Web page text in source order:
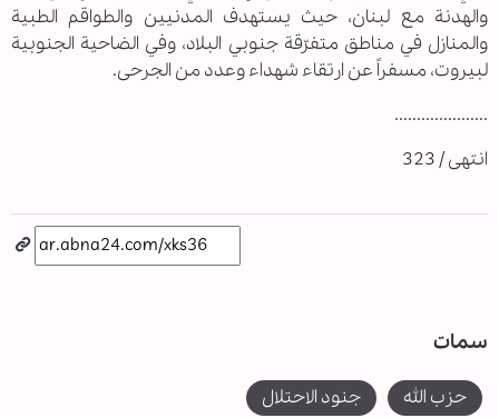
والهدنة مع لبنان، حيث يستهدف المدنيين والطواقم الطبية
والمنازل في مناطق متفرّقة جنوبي البلاد، وفي الضاحية الجنوبية
لبيروت، مسفراً عن ارتقاء شهداء وعدد من الجرحى.
.....................
انتهى / 323
سمات
حزب الله جنود الاحتلال